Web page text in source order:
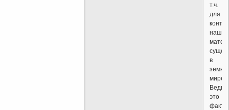
т.ч.
для
в
мире.
Ведь
это
факт,